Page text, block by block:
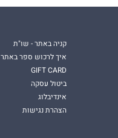
קניה באתר - שו"ת
איך לרכוש ספר באתר
GIFT CARD
ביטול עסקה
אינדיבלוג
הצהרת נגישות